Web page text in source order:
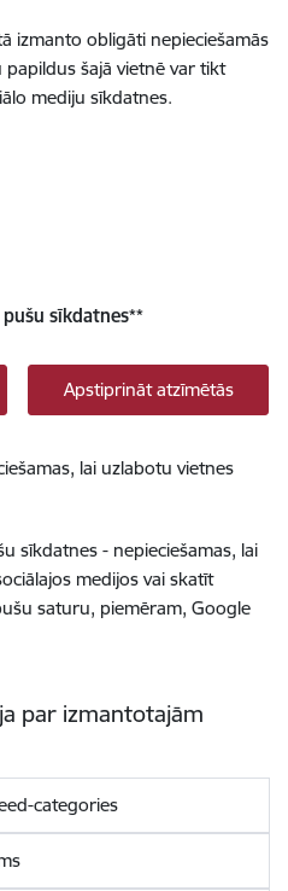
izmanto obligāti nepieciešamās
šajā vietnē var tikt
mediju sīkdatnes.
sīkdatnes**
Apstiprināt atzīmētās
lai uzlabotu vietnes
sīkdatnes - nepieciešamas, lai
medijos vai skatīt
saturu, piemēram, Google
par izmantotajām
categories